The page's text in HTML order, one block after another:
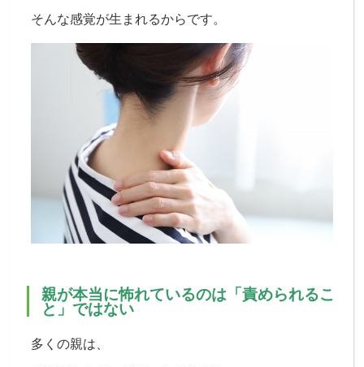
そんな感覚が生まれるからです。
親が本当に怖れているのは「責められるこ
と」ではない
多くの親は、